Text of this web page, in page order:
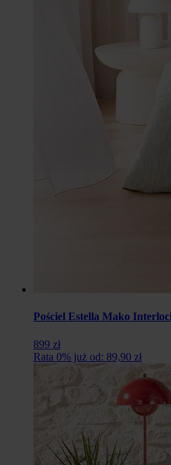
Pościel Estella Mako
899 zł
Rata 0% już od: 89,90 zł